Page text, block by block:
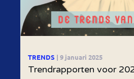
TRENDS | 9 januari 2025
Trendrapporten voor